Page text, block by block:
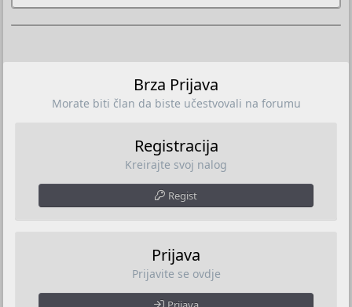
Brza Prijava
Morate biti član da biste učestvovali na forumu
Registracija
Kreirajte svoj nalog
Regist
Prijava
Prijavite se ovdje